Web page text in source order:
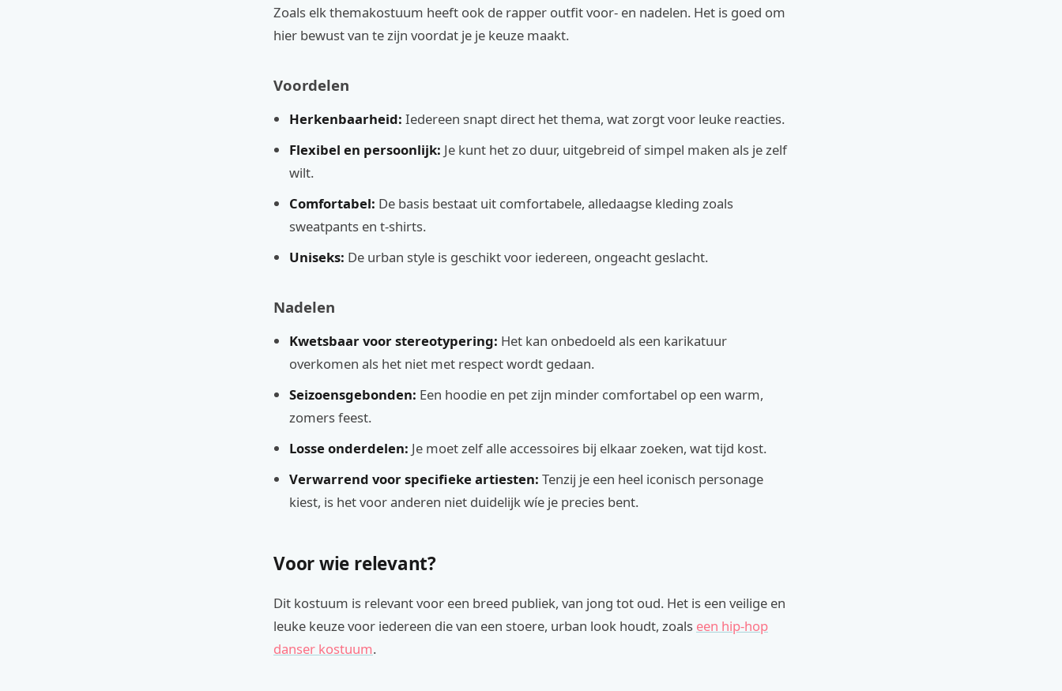
Zoals elk themakostuum heeft ook de rapper outfit voor- en nadelen. Het is goed om
hier bewust van te zijn voordat je je keuze maakt.
Voordelen
Herkenbaarheid: Iedereen snapt direct het thema, wat zorgt voor leuke reacties.
Flexibel en persoonlijk: Je kunt het zo duur, uitgebreid of simpel maken als je zelf
wilt.
Comfortabel: De basis bestaat uit comfortabele, alledaagse kleding zoals
sweatpants en t-shirts.
Uniseks: De urban style is geschikt voor iedereen, ongeacht geslacht.
Nadelen
Kwetsbaar voor stereotypering: Het kan onbedoeld als een karikatuur
overkomen als het niet met respect wordt gedaan.
Seizoensgebonden: Een hoodie en pet zijn minder comfortabel op een warm,
zomers feest.
Losse onderdelen: Je moet zelf alle accessoires bij elkaar zoeken, wat tijd kost.
Verwarrend voor specifieke artiesten: Tenzij je een heel iconisch personage
kiest, is het voor anderen niet duidelijk wíe je precies bent.
Voor wie relevant?
Dit kostuum is relevant voor een breed publiek, van jong tot oud. Het is een veilige en
leuke keuze voor iedereen die van een stoere, urban look houdt, zoals een hip-hop
danser kostuum.